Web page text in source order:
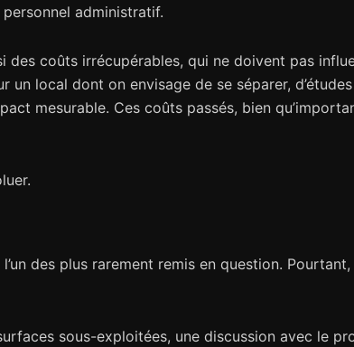
administratif.
coûts irrécupérables, qui ne doivent pas
un local dont on envisage de se séparer,
mesurable. Ces coûts passés, bien
des plus rarement remis en question.
sous-exploitées, une discussion avec le